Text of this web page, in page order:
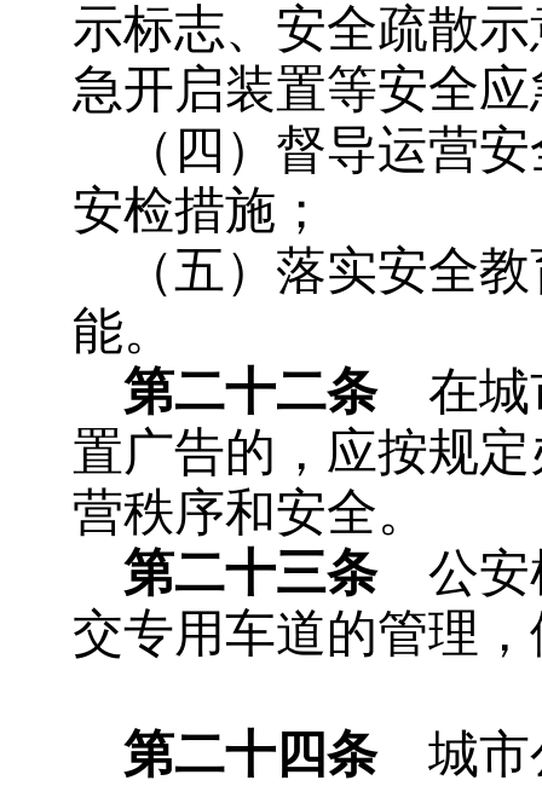
示标志、安全疏散
急开启装置等安全
（四）督导运营
安检措施；
（五）落实安全
能。
第二十二条在城
置广告的，应按规
营秩序和安全。
第二十三条公安
交专用车道的管理
第二十四条城市